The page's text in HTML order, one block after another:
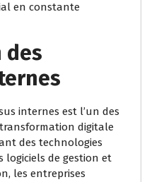
en constante
des
internes est l’un des
digitale
des technologies
logiciels de gestion et
les entreprises